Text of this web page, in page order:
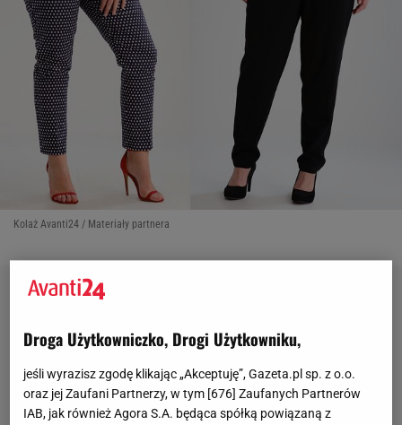
Kolaż Avanti24 / Materiały partnera
Droga Użytkowniczko, Drogi Użytkowniku,
jeśli wyrazisz zgodę klikając „Akceptuję”, Gazeta.pl sp. z o.o.
oraz jej Zaufani Partnerzy, w tym [676] Zaufanych Partnerów
IAB, jak również Agora S.A. będąca spółką powiązaną z